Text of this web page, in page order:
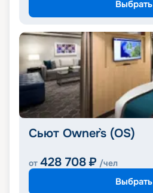
Выбрать
Сьют Owner`s (OS)
от 428 708 ₽ /чел
Выбрать